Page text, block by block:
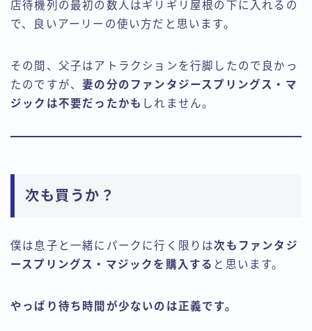
店待機列の最初の数人はギリギリ屋根の下に入れるの
で、良いアーリーの使い方だと思います。
その間、父子はアトラクションを行脚したので良かっ
たのですが、妻の分のファンタジースプリングス・マ
ジックは不要だったかも しれません。
次も買うか？
僕は息子と一緒にパークに行く限りは次もファンタジ
ースプリングス・マジックを購入する と思います。
やっぱり待ち時間が少ないのは正義です。